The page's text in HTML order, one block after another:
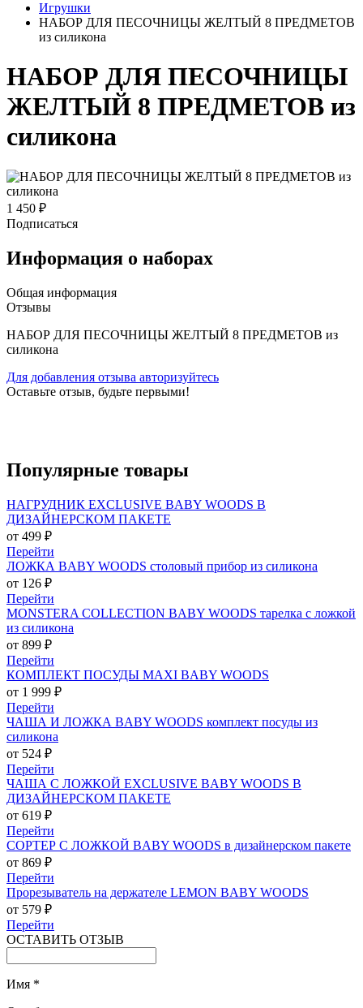
Игрушки
НАБОР ДЛЯ ПЕСОЧНИЦЫ ЖЕЛТЫЙ 8 ПРЕДМЕТОВ
из силикона
НАБОР ДЛЯ ПЕСОЧНИЦЫ
ЖЕЛТЫЙ 8 ПРЕДМЕТОВ из
силикона
1 450 ₽
Подписаться
Информация о наборах
Общая информация
Отзывы
НАБОР ДЛЯ ПЕСОЧНИЦЫ ЖЕЛТЫЙ 8 ПРЕДМЕТОВ из
силикона
Для добавления отзыва авторизуйтесь
Оставьте отзыв, будьте первыми!
Популярные товары
НАГРУДНИК EXCLUSIVE BABY WOODS В
ДИЗАЙНЕРСКОМ ПАКЕТЕ
от 499 ₽
Перейти
ЛОЖКА BABY WOODS столовый прибор из силикона
от 126 ₽
Перейти
MONSTERA COLLECTION BABY WOODS тарелка с ложкой
из силикона
от 899 ₽
Перейти
КОМПЛЕКТ ПОСУДЫ MAXI BABY WOODS
от 1 999 ₽
Перейти
ЧАША И ЛОЖКА BABY WOODS комплект посуды из
силикона
от 524 ₽
Перейти
ЧАША С ЛОЖКОЙ EXCLUSIVE BABY WOODS В
ДИЗАЙНЕРСКОМ ПАКЕТЕ
от 619 ₽
Перейти
СОРТЕР С ЛОЖКОЙ BABY WOODS в дизайнерском пакете
от 869 ₽
Перейти
Прорезыватель на держателе LEMON BABY WOODS
от 579 ₽
Перейти
ОСТАВИТЬ ОТЗЫВ
Имя *